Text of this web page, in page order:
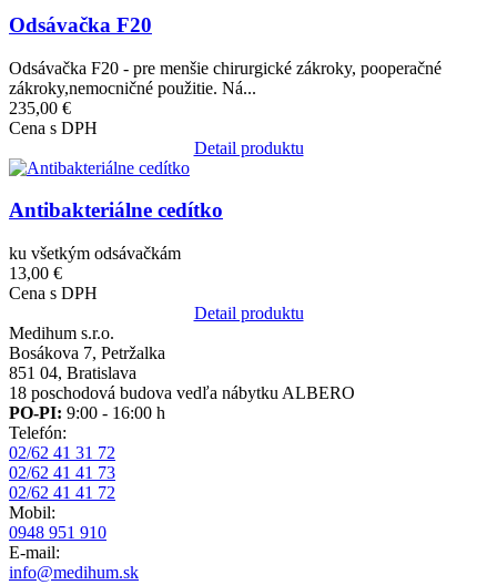
Odsávačka F20
Odsávačka F20 - pre menšie chirurgické zákroky, pooperačné
zákroky,nemocničné použitie. Ná...
235,00 €
Cena s DPH
Detail produktu
Obrázok
Antibakteriálne cedítko
ku všetkým odsávačkám
13,00 €
Cena s DPH
Detail produktu
Medihum s.r.o.
Bosákova 7, Petržalka
851 04, Bratislava
18 poschodová budova vedľa nábytku ALBERO
PO-PI: 9:00 - 16:00 h
Telefón:
02/62 41 31 72
02/62 41 41 73
02/62 41 41 72
Mobil:
0948 951 910
E-mail:
info@medihum.sk